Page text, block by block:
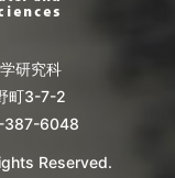
研究科
町3-7-2
387-6048
Reserved.